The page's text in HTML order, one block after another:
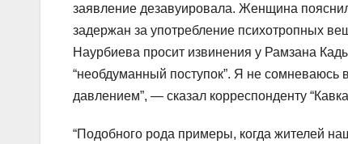
заявление дезавуировала. Женщина
задержан за употребление психотропных
Наурбиева просит извинения у Рамзана
“необдуманный поступок”. Я не
давлением”, — сказал корреспонденту
“Подобного рода примеры, когда жителей